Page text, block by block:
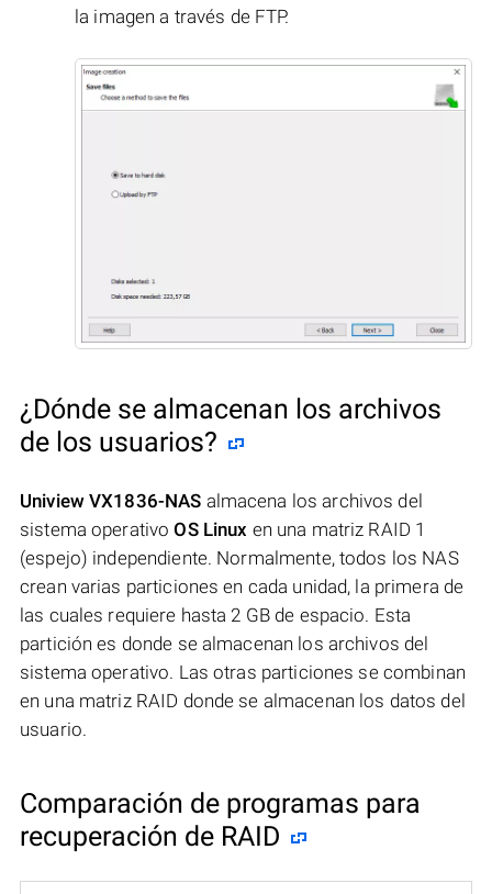
la imagen a través de FTP.
¿Dónde se almacenan los archivos
de los usuarios?
Uniview VX1836-NAS almacena los archivos del
sistema operativoOS Linux en una matriz RAID 1
(espejo) independiente. Normalmente, todos los NAS
crean varias particiones en cada unidad, la primera de
las cuales requiere hasta 2 GB de espacio. Esta
partición es donde se almacenan los archivos del
sistema operativo. Las otras particiones se combinan
en una matriz RAID donde se almacenan los datos del
usuario.
Comparación de programas para
recuperación de RAID